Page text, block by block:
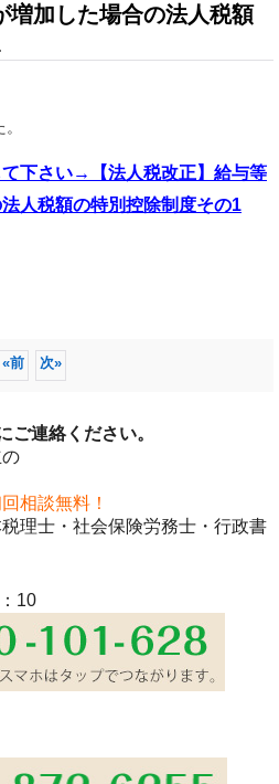
増加した場合の法人税額
て下さい→【法人税改正】給与等
人税額の特別控除制度その1
«前 次»
ご連絡ください。
相談無料！
理士・社会保険労務士・行政書
10